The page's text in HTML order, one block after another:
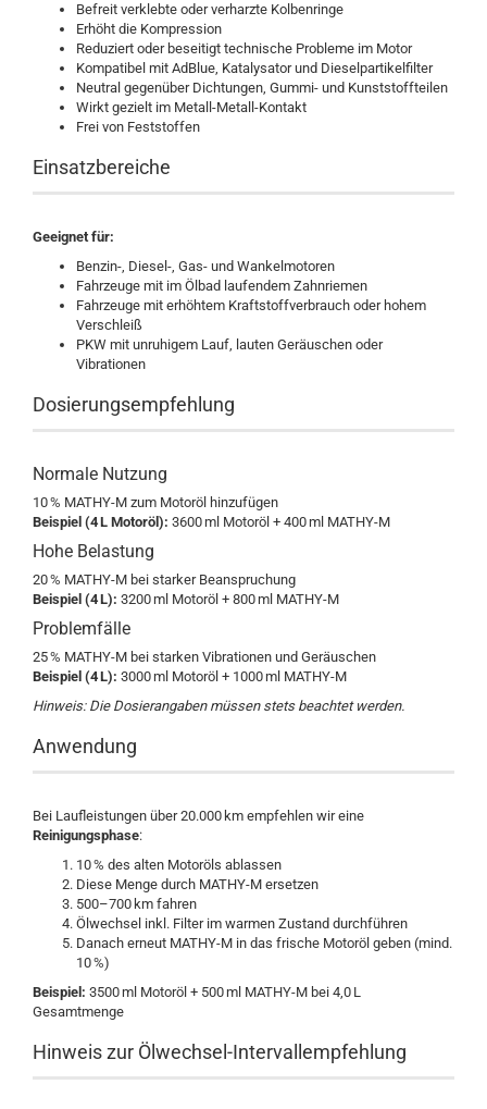
Befreit verklebte oder verharzte Kolbenringe
Erhöht die Kompression
Reduziert oder beseitigt technische Probleme im Motor
Kompatibel mit AdBlue, Katalysator und Dieselpartikelfilter
Neutral gegenüber Dichtungen, Gummi- und Kunststoffteilen
Wirkt gezielt im Metall-Metall-Kontakt
Frei von Feststoffen
Einsatzbereiche
Geeignet für:
Benzin-, Diesel-, Gas- und Wankelmotoren
Fahrzeuge mit im Ölbad laufendem Zahnriemen
Fahrzeuge mit erhöhtem Kraftstoffverbrauch oder hohem
Verschleiß
PKW mit unruhigem Lauf, lauten Geräuschen oder
Vibrationen
Dosierungsempfehlung
Normale Nutzung
10 % MATHY-M zum Motoröl hinzufügen
Beispiel (4 L Motoröl): 3600 ml Motoröl + 400 ml MATHY-M
Hohe Belastung
20 % MATHY-M bei starker Beanspruchung
Beispiel (4 L): 3200 ml Motoröl + 800 ml MATHY-M
Problemfälle
25 % MATHY-M bei starken Vibrationen und Geräuschen
Beispiel (4 L): 3000 ml Motoröl + 1000 ml MATHY-M
Hinweis: Die Dosierangaben müssen stets beachtet werden.
Anwendung
Bei Laufleistungen über 20.000 km empfehlen wir eine
Reinigungsphase:
10 % des alten Motoröls ablassen
Diese Menge durch MATHY-M ersetzen
500–700 km fahren
Ölwechsel inkl. Filter im warmen Zustand durchführen
Danach erneut MATHY-M in das frische Motoröl geben (mind.
10 %)
Beispiel: 3500 ml Motoröl + 500 ml MATHY-M bei 4,0 L
Gesamtmenge
Hinweis zur Ölwechsel-Intervallempfehlung